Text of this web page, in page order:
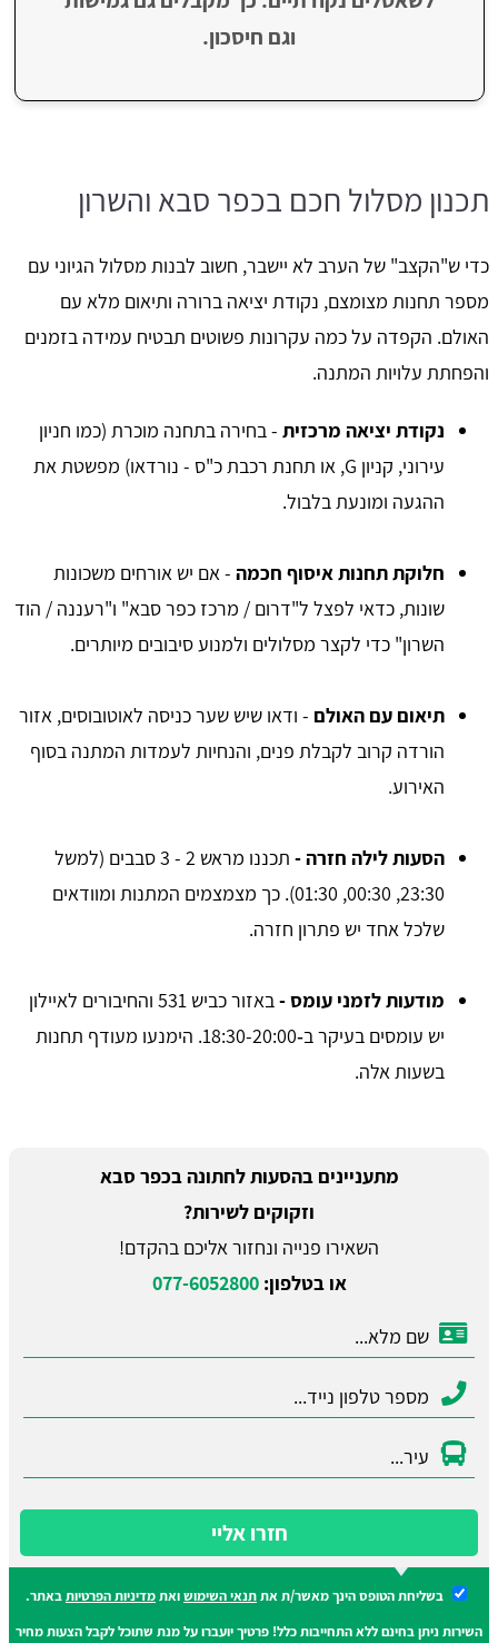
וגם חיסכון.
תכנון מסלול חכם בכפר סבא והשרון
כדי ש"הקצב" של הערב לא יישבר, חשוב לבנות מסלול הגיוני עם
מספר תחנות מצומצם, נקודת יציאה ברורה ותיאום מלא עם
האולם. הקפדה על כמה עקרונות פשוטים תבטיח עמידה בזמנים
והפחתת עלויות המתנה.
נקודת יציאה מרכזית - בחירה בתחנה מוכרת (כמו חניון
עירוני, קניון G, או תחנת רכבת כ"ס - נורדאו) מפשטת את
ההגעה ומונעת בלבול.
חלוקת תחנות איסוף חכמה - אם יש אורחים משכונות
שונות, כדאי לפצל ל"דרום / מרכז כפר סבא" ו"רעננה / הוד
השרון" כדי לקצר מסלולים ולמנוע סיבובים מיותרים.
תיאום עם האולם - ודאו שיש שער כניסה לאוטובוסים, אזור
הורדה קרוב לקבלת פנים, והנחיות לעמדות המתנה בסוף
האירוע.
הסעות לילה חזרה -
תכננו מראש 2 - 3 סבבים (למשל
23:30, 00:30, 01:30). כך מצמצמים המתנות ומוודאים
שלכל אחד יש פתרון חזרה.
מודעות לזמני עומס -
באזור כביש 531 והחיבורים לאיילון
יש עומסים בעיקר ב‑18:30-20:00. הימנעו מעודף תחנות
בשעות אלה.
מתעניינים בהסעות לחתונה בכפר סבא
וזקוקים לשירות?
השאירו פנייה ונחזור אליכם בהקדם!
או בטלפון:077-6052800
חזרו אליי
בשליחת הטופס הינך מאשר/ת אתתנאי השימושואתמדיניות הפרטיותבאתר.
השירות ניתן בחינם ללא התחייבות כלל! פרטיך יועברו על מנת שתוכל לקבל הצעות מחיר